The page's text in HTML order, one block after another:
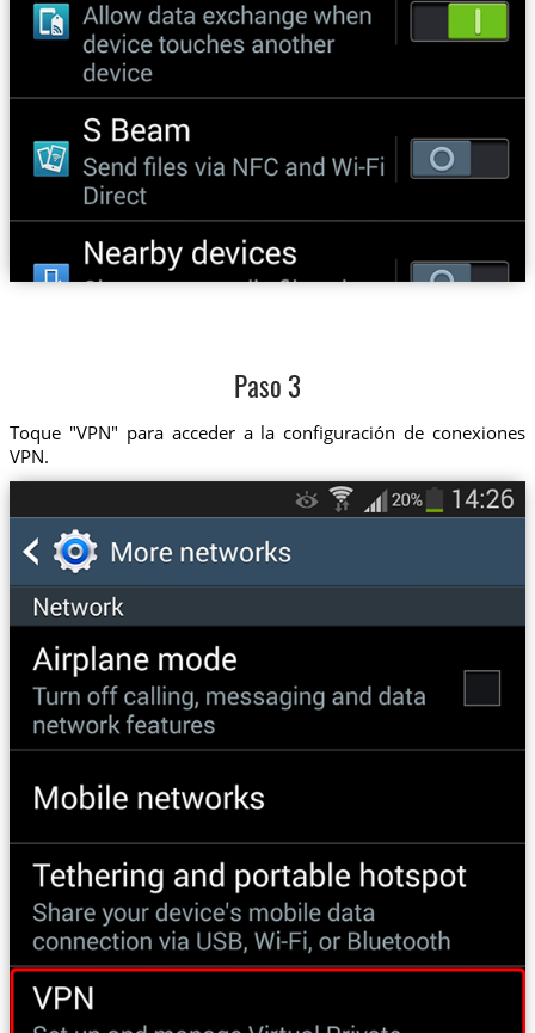
Paso 3
Toque "VPN" para acceder a la configuración de conexiones
VPN.